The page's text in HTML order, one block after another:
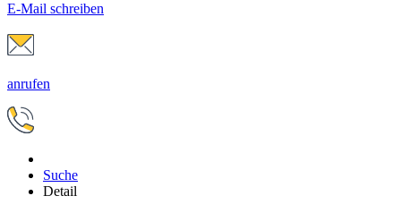
E-Mail schreiben
anrufen
Suche
Detail